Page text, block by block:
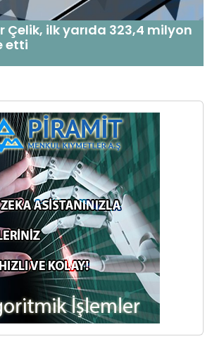
Çelik, ilk yarıda 323,4 milyon
etti